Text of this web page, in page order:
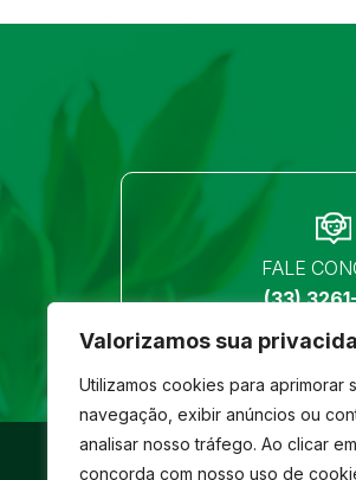
Valorizamos sua
Utilizamos cookies para aprimorar
navegação, exibir anúncios ou
analisar nosso tráfego. Ao clicar
concorda com nosso uso de
FALE
(33)
© São José- Todos os